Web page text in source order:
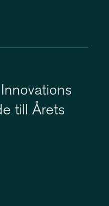
till Årets